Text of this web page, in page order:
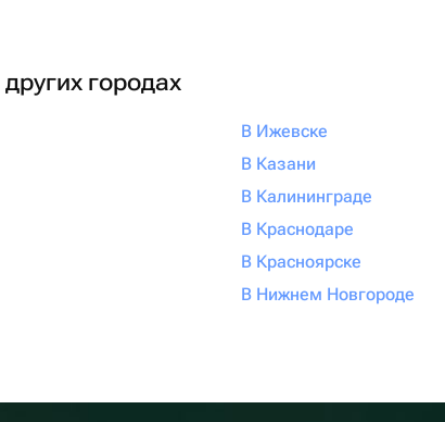
городах
В Ижевске
В Казани
В Калининграде
В Краснодаре
В Красноярске
В Нижнем Новгороде